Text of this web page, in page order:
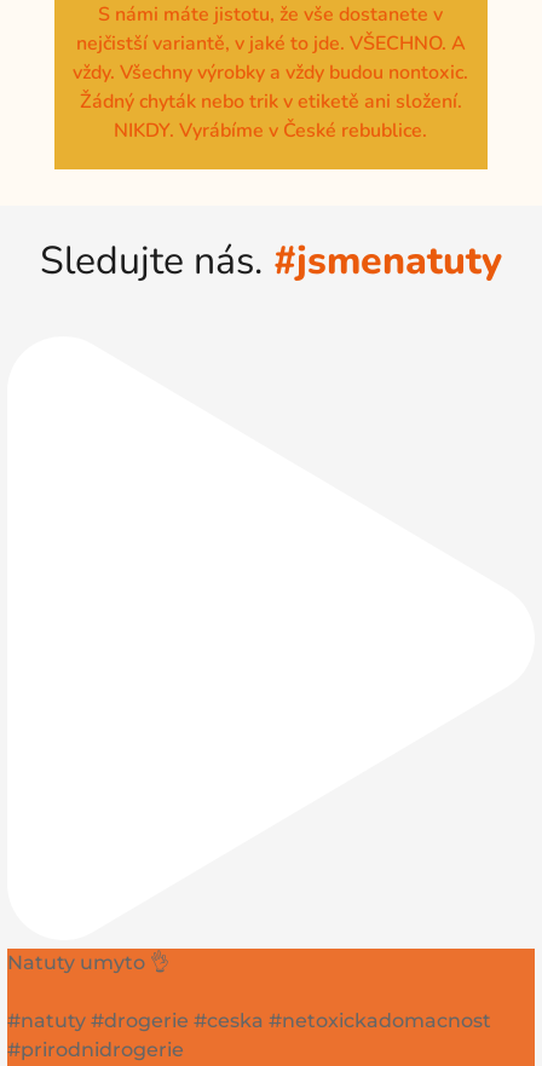
S námi máte jistotu, že vše dostanete v
nejčistší variantě, v jaké to jde. VŠECHNO. A
vždy. Všechny výrobky a vždy budou nontoxic.
Žádný chyták nebo trik v etiketě ani složení.
NIKDY. Vyrábíme v České rebublice.
Sledujte nás. #jsmenatuty
Natuty umyto 👌
#natuty #drogerie #ceska #netoxickadomacnost
#prirodnidrogerie